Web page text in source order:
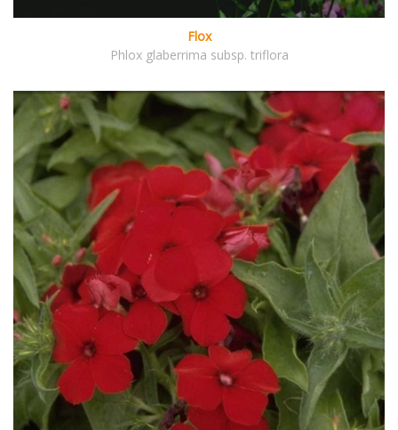
Flox
Phlox glaberrima subsp. triflora